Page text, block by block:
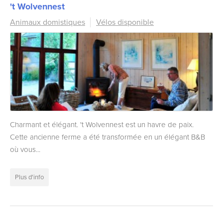
't Wolvennest
Animaux domistiques Vélos disponible
Charmant et élégant. 't Wolvennest est un havre de paix.
Cette ancienne ferme a été transformée en un élégant B&B
où vous...
Plus d'info